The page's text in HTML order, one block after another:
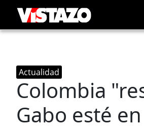
Actualidad
Colombia
Gabo esté en